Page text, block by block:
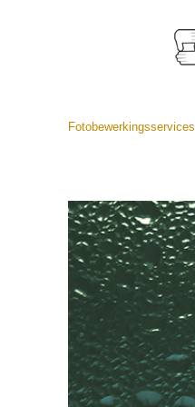
Fotobewerkingsservices